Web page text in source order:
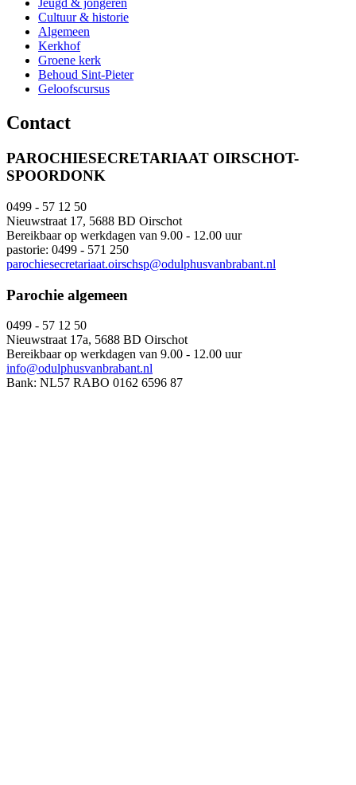
Jeugd & jongeren
Cultuur & historie
Algemeen
Kerkhof
Groene kerk
Behoud Sint-Pieter
Geloofscursus
Contact
PAROCHIESECRETARIAAT OIRSCHOT-
SPOORDONK
0499 - 57 12 50
Nieuwstraat 17, 5688 BD Oirschot
Bereikbaar op werkdagen van 9.00 - 12.00 uur
pastorie: 0499 - 571 250
parochiesecretariaat.oirschsp@odulphusvanbrabant.nl
Parochie algemeen
0499 - 57 12 50
Nieuwstraat 17a, 5688 BD Oirschot
Bereikbaar op werkdagen van 9.00 - 12.00 uur
info@odulphusvanbrabant.nl
Bank: NL57 RABO 0162 6596 87